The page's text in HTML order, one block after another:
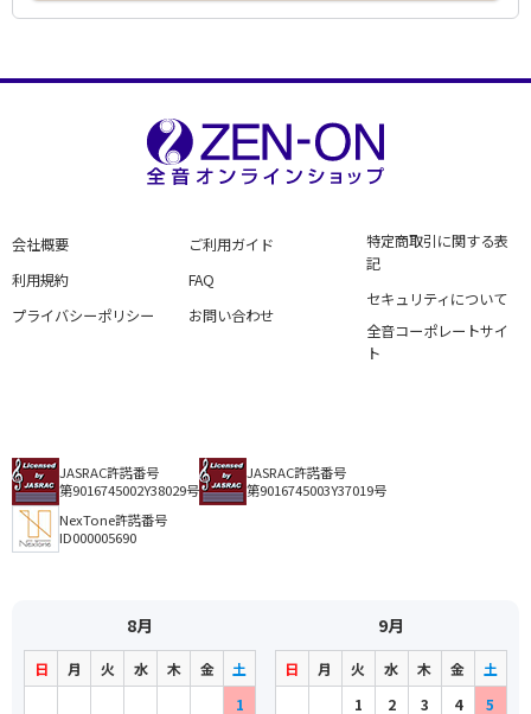
会社概要
利用規約
プライバシーポリシー
ご利用ガイド
FAQ
お問い合わせ
特定商取引に関する表
記
セキュリティについて
全音コーポレートサイ
ト
JASRAC許諾番号
第9016745002Y38029号
JASRAC許諾番号
第9016745003Y37019号
NexTone許諾番号
ID000005690
8月
日 月 火 水 木 金
土
1
9月
日 月 火 水 木 金
土
1
2 3 4 5